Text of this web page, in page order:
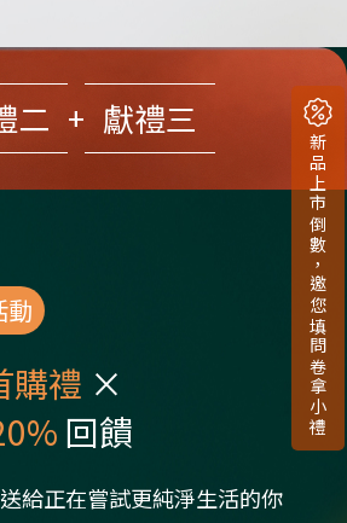
二 + 獻禮三
動
購禮 ×
回饋
給正在嘗試更純淨生活的你
新品上市倒數，邀您填問卷拿小禮